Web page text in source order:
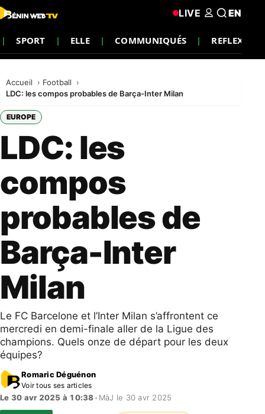
SPORT ELLE COMMUNIQUÉS REFLEXION
LIVE EN
Accueil
Football
LDC: les compos probables de Barça-Inter Milan
EUROPE
LDC: les
compos
probables de
Barça-Inter
Milan
Le FC Barcelone et l’Inter Milan s’affrontent ce
mercredi en demi-finale aller de la Ligue des
champions. Quels onze de départ pour les deux
équipes?
Romaric Déguénon
Voir tous ses articles
Le 30 avr 2025 à 10:38• MàJ le 30 avr 2025